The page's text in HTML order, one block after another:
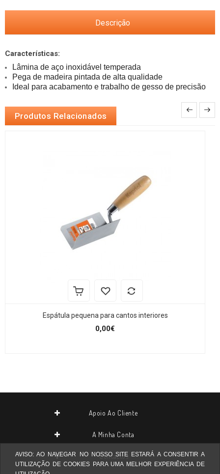
Descrição
Características:
Ideal para acabamento e trabalho de gesso de precisão
Produtos Relacionados
Espátula pequena para cantos interiores
0,00€
AVISO: AO NAVEGAR NO NOSSO SITE ESTARÁ A CONSENTIR A
UTILIZAÇÃO DE COOKIES PARA UMA MELHOR EXPERIÊNCIA DE
Apoio Ao Cliente
A Minha Conta
Contactos